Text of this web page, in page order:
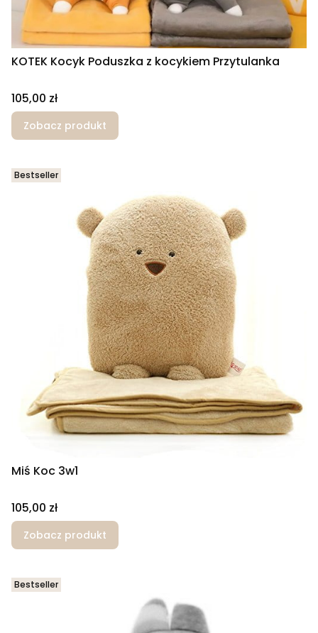
KOTEK Kocyk Poduszka z kocykiem Przytulanka
Cena
105,00 zł
Zobacz produkt
Bestseller
Miś Koc 3w1
Cena
105,00 zł
Zobacz produkt
Bestseller